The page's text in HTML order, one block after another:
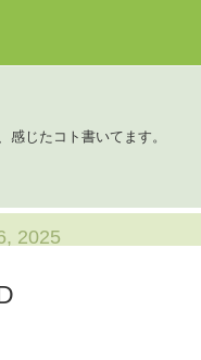
感じたコト書いてます。
2025